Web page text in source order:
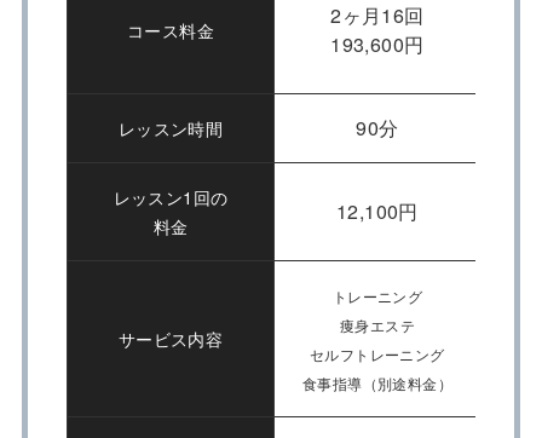
コース料金
2ヶ月16回
193,600円
レッスン時間 90分
レッスン1回の
料金
12,100円
サービス内容
トレーニング
痩身エステ
セルフトレーニング
食事指導（別途料金）